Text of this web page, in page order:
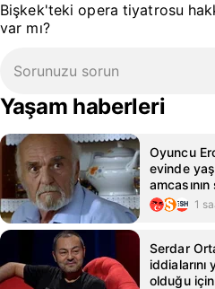
Bişkek'teki opera tiyatrosu
var mı?
Yaşam haberleri
Oyuncu
evinde
Gazetesi1
Serdar
olduğu